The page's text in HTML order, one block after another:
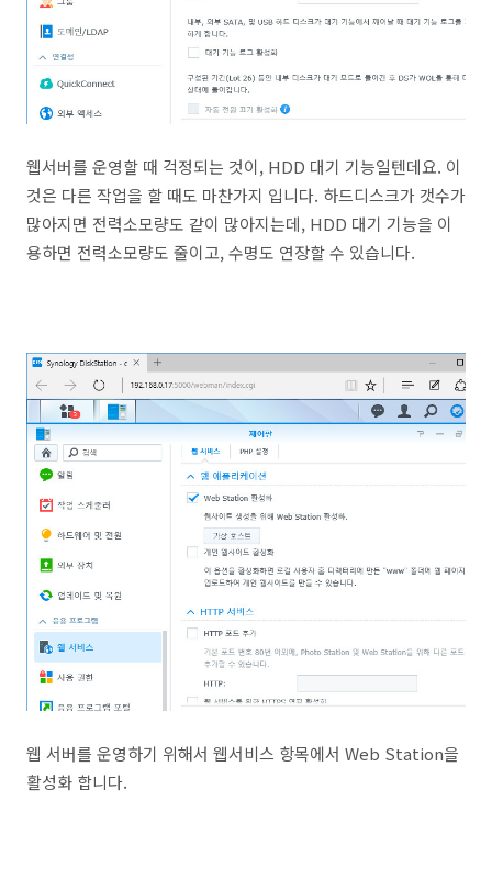
웹서버를 운영할 때 걱정되는 것이, HDD 대기 기능일텐데요. 이
것은 다른 작업을 할 때도 마찬가지 입니다. 하드디스크가 갯수가
많아지면 전력소모량도 같이 많아지는데, HDD 대기 기능을 이
용하면 전력소모량도 줄이고, 수명도 연장할 수 있습니다.
웹 서버를 운영하기 위해서 웹서비스 항목에서 Web Station을
활성화 합니다.